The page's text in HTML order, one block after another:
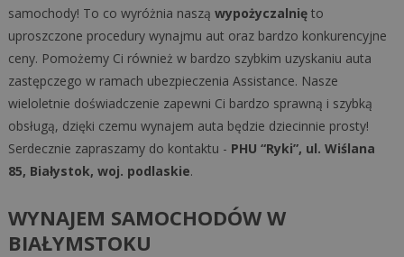
samochody! To co wyróżnia naszą wypożyczalnięto
uproszczone procedury wynajmu aut oraz bardzo konkurencyjne
ceny. Pomożemy Ci również w bardzo szybkim uzyskaniu auta
zastępczego w ramach ubezpieczenia Assistance. Nasze
wieloletnie doświadczenie zapewni Ci bardzo sprawną i szybką
obsługą, dzięki czemu wynajem auta będzie dziecinnie prosty!
Serdecznie zapraszamy do kontaktu - PHU “Ryki”, ul. Wiślana
85, Białystok, woj. podlaskie.
WYNAJEM SAMOCHODÓW W
BIAŁYMSTOKU